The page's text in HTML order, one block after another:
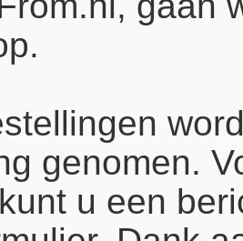
genomen.
u een